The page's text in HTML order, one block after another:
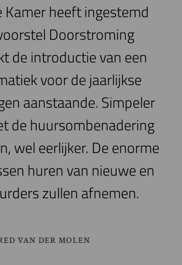
Kamer heeft ingestemd
Doorstroming
de introductie van een
voor de jaarlijkse
aanstaande. Simpeler
de huursombenadering
wel eerlijker. De enorme
huren van nieuwe en
zullen afnemen.
VAN DER MOLEN